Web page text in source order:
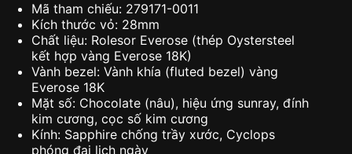
Mã tham chiếu: 279171-0011
Kích thước vỏ: 28mm
Chất liệu: Rolesor Everose (thép Oystersteel
kết hợp vàng Everose 18K)
Vành bezel: Vành khía (fluted bezel) vàng
Everose 18K
Mặt số: Chocolate (nâu), hiệu ứng sunray, đính
kim cương, cọc số kim cương
Kính: Sapphire chống trầy xước, Cyclops
phóng đại lịch ngày